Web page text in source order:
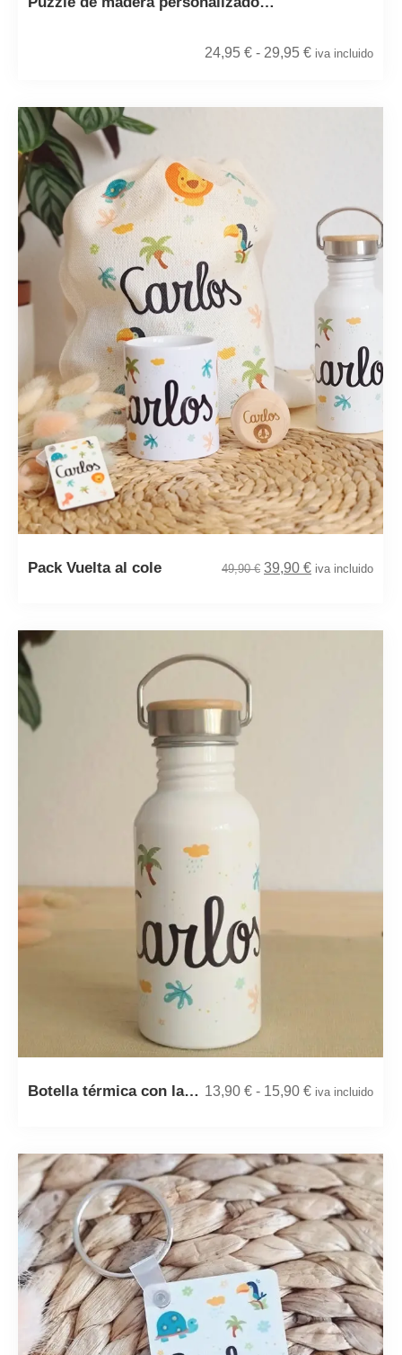
24,95 € - 29,95 € iva incluido
Pack Vuelta al cole 49,90€ 39,90 € iva incluido
Botella térmica con la… 13,90 € - 15,90 € iva incluido